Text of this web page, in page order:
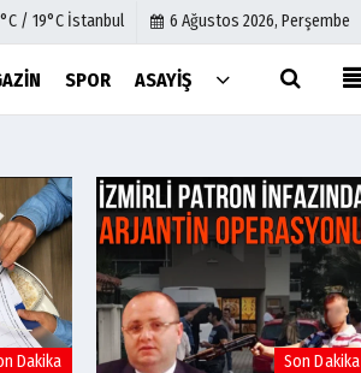
/ 19°C İstanbul 6 Ağustos 2026, Perşembe
SPOR ASAYIŞ
İletişim
Çerez Politikası
Gizlilik İlkeleri
Dakika Son Dakika